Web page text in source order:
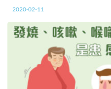
2020-02-11